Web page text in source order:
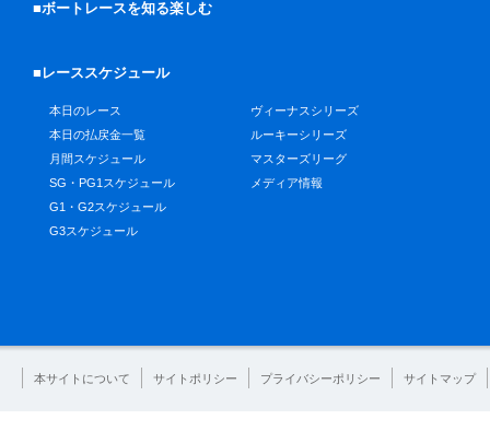
■ボートレースを知る楽しむ
■レーススケジュール
本日のレース
本日の払戻金一覧
月間スケジュール
SG・PG1スケジュール
G1・G2スケジュール
G3スケジュール
ヴィーナスシリーズ
ルーキーシリーズ
マスターズリーグ
メディア情報
本サイトについて サイトポリシー プライバシーポリシー サイトマップ